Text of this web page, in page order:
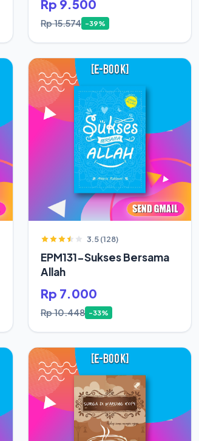
Rp 9.500
Rp 15.574 -39%
3.5 (128)
EPM131-Sukses Bersama
Allah
Rp 7.000
Rp 10.448 -33%